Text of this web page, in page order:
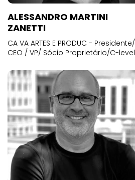
ALESSANDRO MARTINI
ZANETTI
CA VA ARTES E PRODUC - Presidente/
CEO / VP/ Sócio Proprietário/C-level